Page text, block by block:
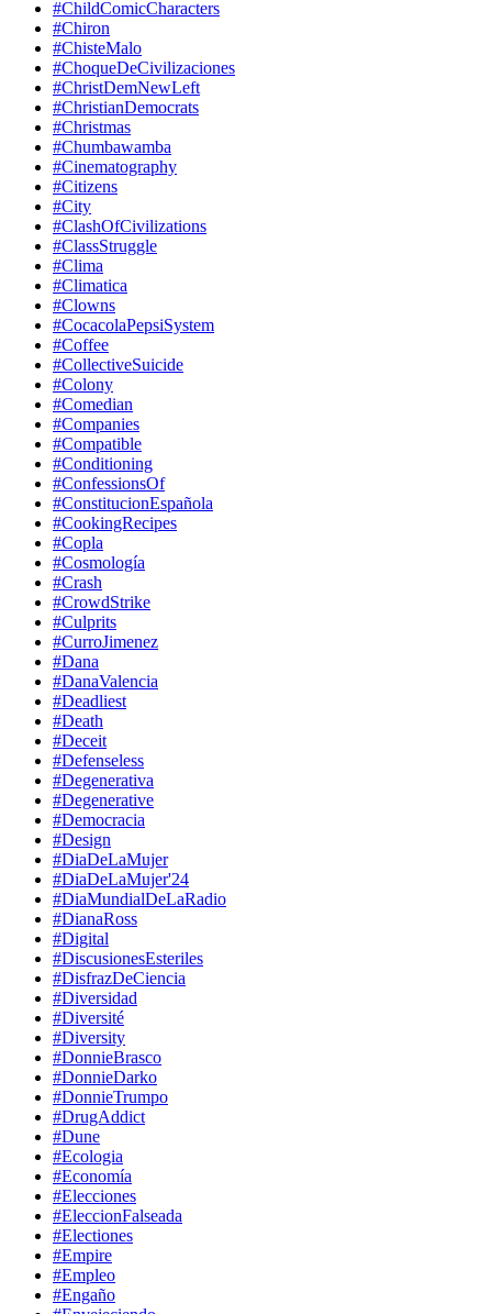
#ChildComicCharacters
#Chiron
#ChisteMalo
#ChoqueDeCivilizaciones
#ChristDemNewLeft
#ChristianDemocrats
#Christmas
#Chumbawamba
#Cinematography
#Citizens
#City
#ClashOfCivilizations
#ClassStruggle
#Clima
#Climatica
#Clowns
#CocacolaPepsiSystem
#Coffee
#CollectiveSuicide
#Colony
#Comedian
#Companies
#Compatible
#Conditioning
#ConfessionsOf
#ConstitucionEspañola
#CookingRecipes
#Copla
#Cosmología
#Crash
#CrowdStrike
#Culprits
#CurroJimenez
#Dana
#DanaValencia
#Deadliest
#Death
#Deceit
#Defenseless
#Degenerativa
#Degenerative
#Democracia
#Design
#DiaDeLaMujer
#DiaDeLaMujer'24
#DiaMundialDeLaRadio
#DianaRoss
#Digital
#DiscusionesEsteriles
#DisfrazDeCiencia
#Diversidad
#Diversité
#Diversity
#DonnieBrasco
#DonnieDarko
#DonnieTrumpo
#DrugAddict
#Dune
#Ecologia
#Economía
#Elecciones
#EleccionFalseada
#Electiones
#Empire
#Empleo
#Engaño